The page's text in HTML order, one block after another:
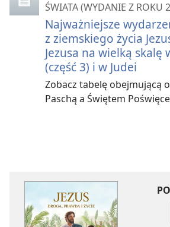
ŚWIATA (WYDANIE Z ROKU
Najważniejsze
z ziemskiego życia
Jezusa na wielką skalę
(część 3) i w Judei
Zobacz tabelę obejmującą
Paschą a Świętem